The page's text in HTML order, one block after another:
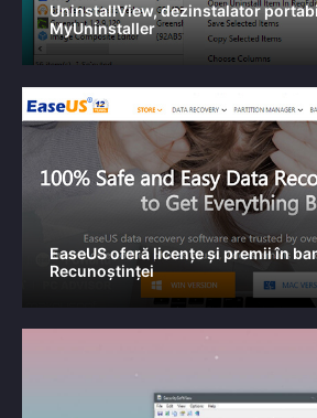
UninstallView, dezinstalator
MyUninstaller
EaseUS oferă licențe și premii în
Recunoștinței